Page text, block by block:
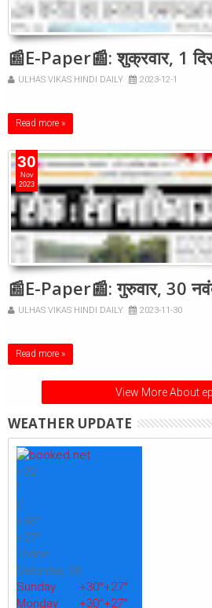
📰E-Paper📰: शुक्रवार, 1
ULHAS VIKAS HINDI DAILY 2023-12-1
Read more »
30
Nov
2023
📰E-Paper📰: गुरुवार, 30
ULHAS VIKAS HINDI DAILY 2023-11-30
Read more »
View More About
WEATHER UPDATE
+29
°
C
+30°
+27°
Thane
Saturday, 08
Sunday
+30°+27°
Monday
+30°+27°